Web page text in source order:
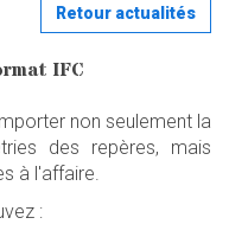
Retour actualités
IFC
non seulement la
des repères, mais
à l'affaire.
: